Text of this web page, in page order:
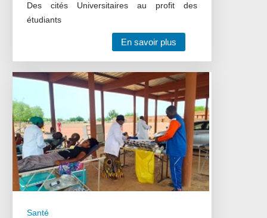
Des cités Universitaires au profit des
étudiants
En savoir plus
Santé